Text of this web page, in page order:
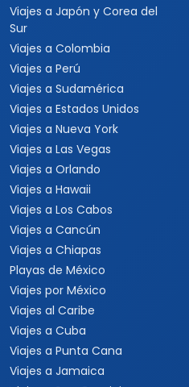
Viajes a Japón y Corea del
Sur
Viajes a Colombia
Viajes a Perú
Viajes a Sudamérica
Viajes a Estados Unidos
Viajes a Nueva York
Viajes a Las Vegas
Viajes a Orlando
Viajes a Hawaii
Viajes a Los Cabos
Viajes a Cancún
Viajes a Chiapas
Playas de México
Viajes por México
Viajes al Caribe
Viajes a Cuba
Viajes a Punta Cana
Viajes a Jamaica